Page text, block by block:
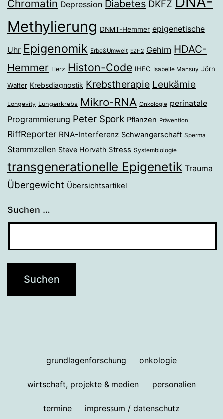
Chromatin Depression Diabetes DKFZ
Methylierung DNMT-Hemmer epigenetische
Uhr Epigenomik Erbe&Umwelt EZH2 Gehirn HDAC-
Hemmer Herz Histon-Code IHEC Isabelle Mansuy Jörn
Walter Krebsdiagnostik Krebstherapie Leukämie
Longevity Lungenkrebs Mikro-RNA Onkologie perinatale
Programmierung Peter Spork Pflanzen Prävention
RiffReporter RNA-Interferenz Schwangerschaft Sperma
Stammzellen Steve Horvath Stress Systembiologie
transgenerationelle Epigenetik Trauma
Übergewicht Übersichtsartikel
Suchen …
grundlagenforschung onkologie
wirtschaft, projekte & medien personalien
termine impressum / datenschutz